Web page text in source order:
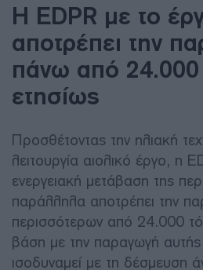
Η EDPR με το
αποτρέπει την
πάνω από 24.000
ετησίως
Προσθέτοντας την ηλιακή
λειτουργία αιολικό έργο, η
ενεργειακή μετάβαση της
παράλληλα αποτρέπει την
περισσότερων από 24.000
βάση με την παραγωγή αυτής
ισοδυναμεί με τη δέσμευση